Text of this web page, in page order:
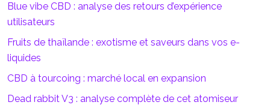
Blue vibe CBD : analyse des retours d’expérience
utilisateurs
Fruits de thaïlande : exotisme et saveurs dans vos e-
liquides
CBD à tourcoing : marché local en expansion
Dead rabbit V3 : analyse complète de cet atomiseur